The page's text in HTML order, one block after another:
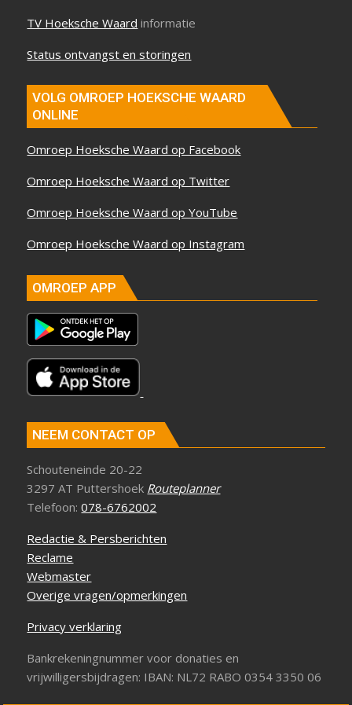
TV Hoeksche Waard informatie
Status ontvangst en storingen
VOLG OMROEP HOEKSCHE WAARD
ONLINE
Omroep Hoeksche Waard op Facebook
Omroep Hoeksche Waard op Twitter
Omroep Hoeksche Waard op YouTube
Omroep Hoeksche Waard op Instagram
OMROEP APP
NEEM CONTACT OP
Schouteneinde 20-22
3297 AT Puttershoek Routeplanner
Telefoon:078-6762002
Redactie & Persberichten
Reclame
Webmaster
Overige vragen/opmerkingen
Privacy verklaring
Bankrekeningnummer voor donaties en
vrijwilligersbijdragen: IBAN: NL72 RABO 0354 3350 06